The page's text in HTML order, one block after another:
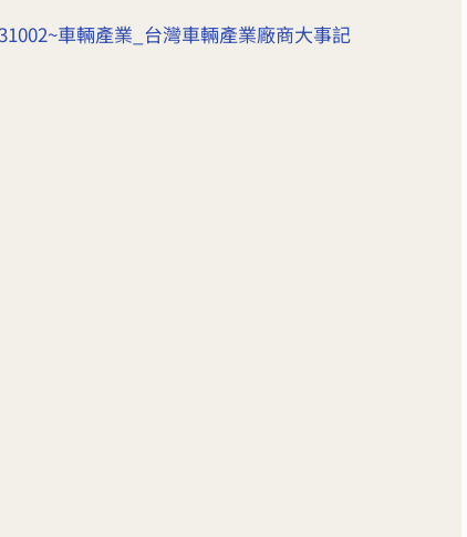
車輛產業_台灣車輛產業廠商大事記